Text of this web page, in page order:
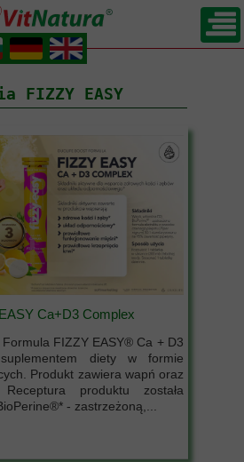
.
FIZZY EASY
Ca+D3 Complex
FIZZY EASY® Ca + D3
diety w formie
Produkt zawiera wapń oraz
produktu została
- zastrzeżoną,...